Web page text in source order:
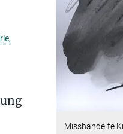
Misshandelte